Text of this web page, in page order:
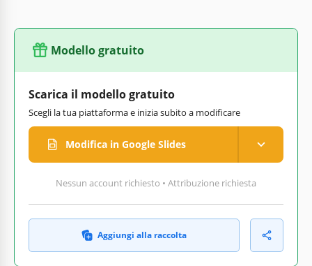
Modello gratuito
Scarica il modello gratuito
Scegli la tua piattaforma e inizia subito a modificare
Modifica in Google Slides
Nessun account richiesto • Attribuzione richiesta
Aggiungi alla raccolta